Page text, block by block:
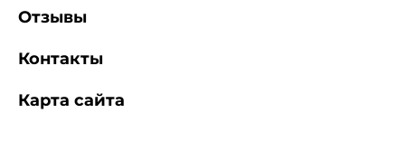
Отзывы
Контакты
Карта сайта